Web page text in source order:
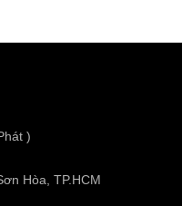
)
Hòa, TP.HCM